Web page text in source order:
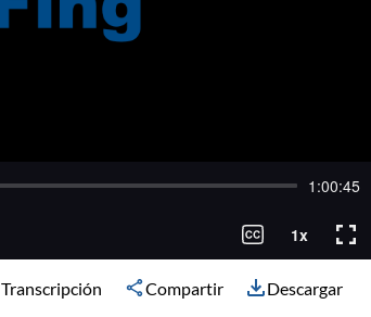
Transcripción Compartir Descargar